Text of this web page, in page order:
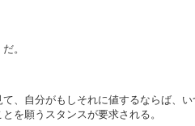
。
、自分がもしそれに値するならば、い
を願うスタンスが要求される。